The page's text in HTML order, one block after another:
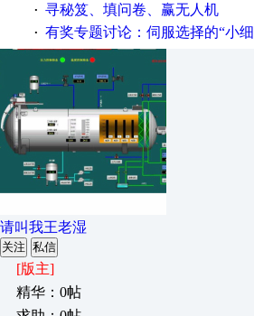
· 寻秘笈、填问卷、赢无人机
· 有奖专题讨论：伺服选择的“小细节大学问”奖励公告
请叫我王老湿
关注 私信
[版主]
精华：0帖